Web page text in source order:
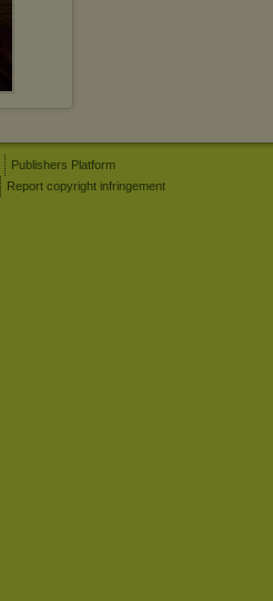
Publishers Platform
Report copyright infringement